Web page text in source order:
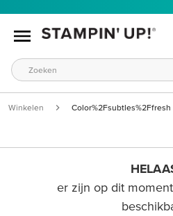
Winkelen Color%2Fsubtles%2Ffresh
er zijn op dit